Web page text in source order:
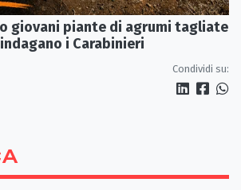
giovani piante di agrumi tagliate
i Carabinieri
Condividi su: